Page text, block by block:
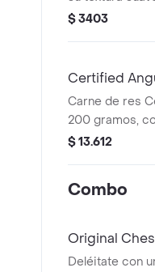
derretir en
$ 3403
Certified
Carne de res
200 gramos,
sabor intenso,
$ 13.612
Combo
Original
Deléitate con